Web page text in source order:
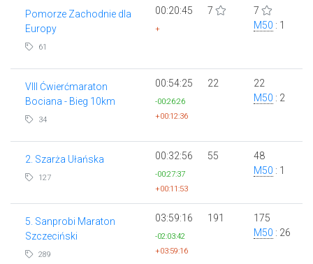
Pomorze Zachodnie dla
Europy
61
00:20:45
+
7
7
M50 : 1
VIII Ćwierćmaraton
Bociana - Bieg 10km
34
00:54:25
-00:26:26
+00:12:36
22
22
M50 : 2
2. Szarża Ułańska
127
00:32:56
-00:27:37
+00:11:53
55
48
M50 : 1
5. Sanprobi Maraton
Szczeciński
289
03:59:16
-02:03:42
+03:59:16
191
175
M50 : 26